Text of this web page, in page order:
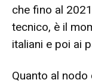
che fino al
tecnico, è il
italiani e poi ai
Quanto al nodo